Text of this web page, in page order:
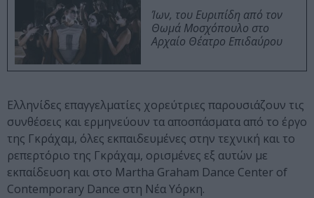
Ίων, του Ευριπίδη από τον
Θωμά Μοσχόπουλο στο
Αρχαίο Θέατρο Επιδαύρου
Ελληνίδες επαγγελματίες χορεύτριες παρουσιάζουν τις
συνθέσεις και ερμηνεύουν τα αποσπάσματα από το έργο
της Γκράχαμ, όλες εκπαιδευμένες στην τεχνική και το
ρεπερτόριο της Γκράχαμ, ορισμένες εξ αυτών με
εκπαίδευση και στο Martha Graham Dance Center of
Contemporary Dance στη Νέα Υόρκη.